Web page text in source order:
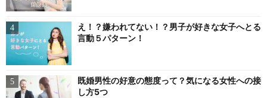
え！？嫌われてない！？男子が好きな女子へとる
言動５パターン！
既婚男性の好意の態度って？気になる女性への接
し方5つ